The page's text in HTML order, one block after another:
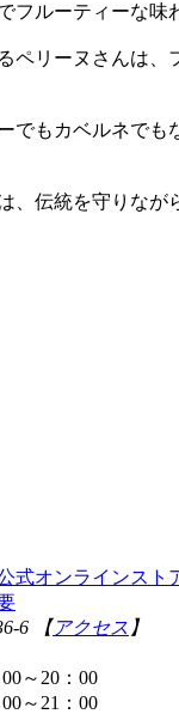
フルーティーな味
ペリーヌさんは
でもカベルネで
、伝統を守りなが
6 【 アクセス 】
～20：00
～21：00